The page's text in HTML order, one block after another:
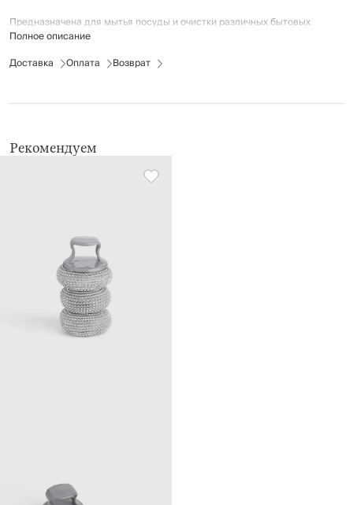
Предназначена для мытья посуды и очистки различных бытовых
поверхностей.
Полное описание
Доставка
Оплата Возврат
Рекомендуем